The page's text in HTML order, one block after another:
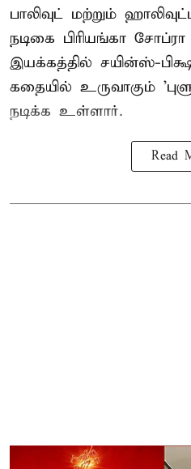
பாலிவுட் மற்றும்
நடிகை பிரியங்கா
இயக்கத்தில் சயின்ஸ்-
கதையில் உருவாகும்
நடிக்க உள்ளார்.
Read